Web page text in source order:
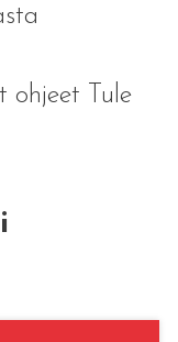
ohjeet Tule